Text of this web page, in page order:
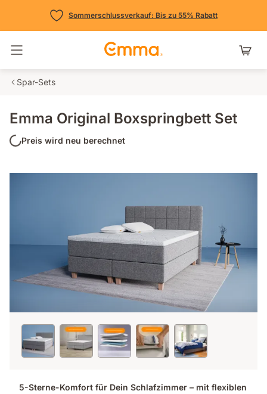
Sommerschlussverkauf: Bis zu 55% Rabatt
Navigation umschalten
Spar-Sets
Emma Original Boxspringbett Set
Preis wird neu berechnet
5-Sterne-Komfort für Dein Schlafzimmer – mit flexiblen